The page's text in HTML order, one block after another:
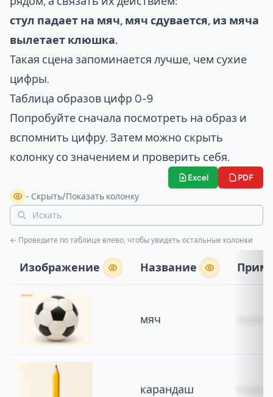
стул падает на мяч, мяч сдувается, из мяча
вылетает клюшка.
Такая сцена запоминается лучше, чем сухие
цифры.
Таблица образов цифр 0-9
Попробуйте сначала посмотреть на образ и
вспомнить цифру. Затем можно скрыть
колонку со значением и проверить себя.
Excel PDF
- Скрыть/Показать колонку
← Проведите по таблице влево, чтобы увидеть остальные колонки
Изображение Название
мяч
карандаш